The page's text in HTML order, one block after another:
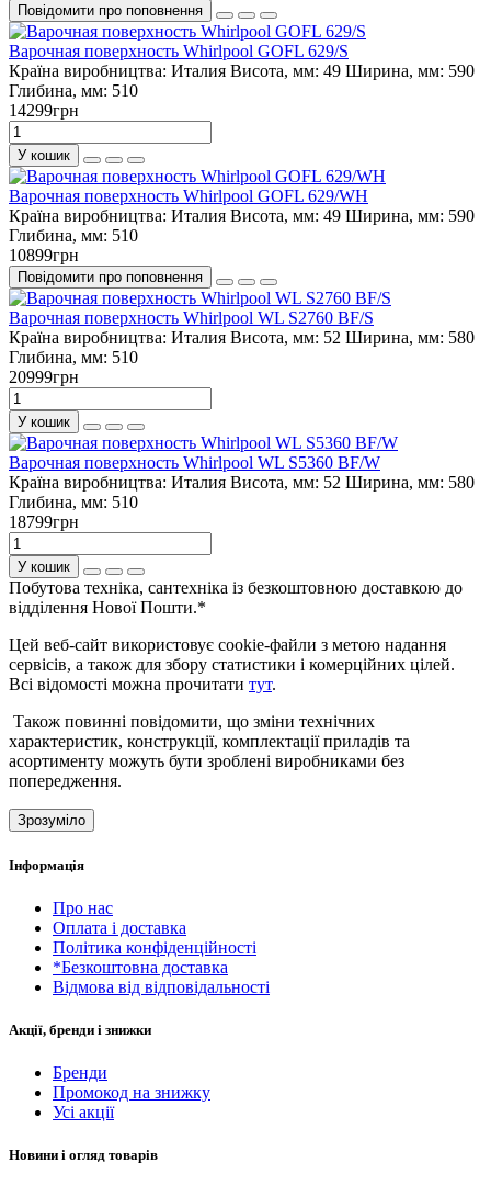
Повідомити про поповнення
Варочная поверхность Whirlpool GOFL 629/S
Країна виробництва: Италия Висота, мм: 49 Ширина, мм: 590
Глибина, мм: 510
14299грн
У кошик
Варочная поверхность Whirlpool GOFL 629/WH
Країна виробництва: Италия Висота, мм: 49 Ширина, мм: 590
Глибина, мм: 510
10899грн
Повідомити про поповнення
Варочная поверхность Whirlpool WL S2760 BF/S
Країна виробництва: Италия Висота, мм: 52 Ширина, мм: 580
Глибина, мм: 510
20999грн
У кошик
Варочная поверхность Whirlpool WL S5360 BF/W
Країна виробництва: Италия Висота, мм: 52 Ширина, мм: 580
Глибина, мм: 510
18799грн
У кошик
Побутова техніка, сантехніка із безкоштовною доставкою до
відділення Нової Пошти.*
Цей веб-сайт використовує cookie-файли з метою надання
сервісів, а також для збору статистики і комерційних цілей.
Всі відомості можна прочитати тут.
Також повинні повідомити, що зміни технічних
характеристик, конструкції, комплектації приладів та
асортименту можуть бути зроблені виробниками без
попередження.
Зрозуміло
Інформація
Про нас
Оплата і доставка
Політика конфіденційності
*Безкоштовна доставка
Відмова від відповідальності
Акції, бренди і знижки
Бренди
Промокод на знижку
Усі акції
Новини і огляд товарів